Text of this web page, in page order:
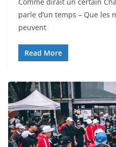
parle d’un temps – Que les
peuvent
Read More